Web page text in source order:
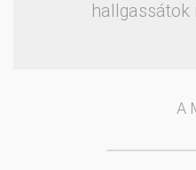
hallgassátok
A